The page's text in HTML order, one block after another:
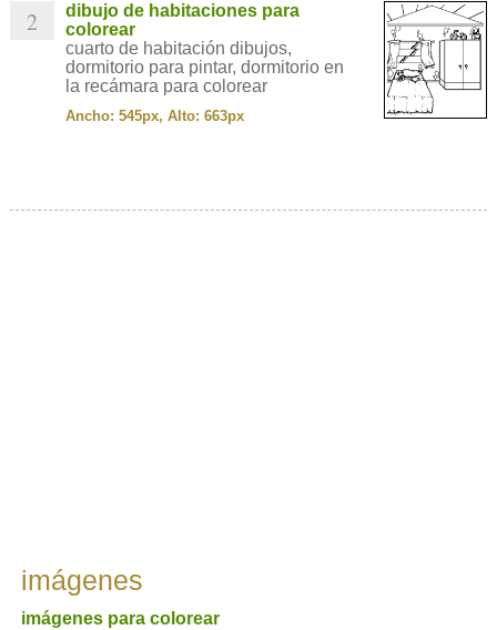
2
dibujo de habitaciones para
colorear
cuarto de habitación dibujos,
dormitorio para pintar, dormitorio en
la recámara para colorear
Ancho: 545px, Alto: 663px
imágenes
imágenes para colorear